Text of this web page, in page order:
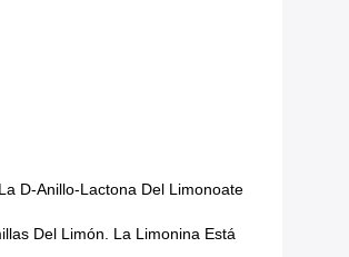
D-Anillo-Lactona Del Limonoate
Del Limón. La Limonina Está